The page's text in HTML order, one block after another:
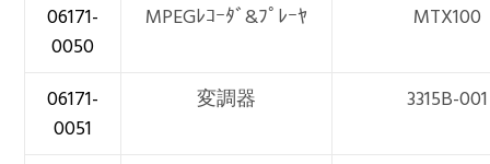
06171-
0050
MPEGﾚｺｰﾀﾞ&ﾌﾟﾚｰﾔ MTX100
06171-
0051
変調器 3315B-001